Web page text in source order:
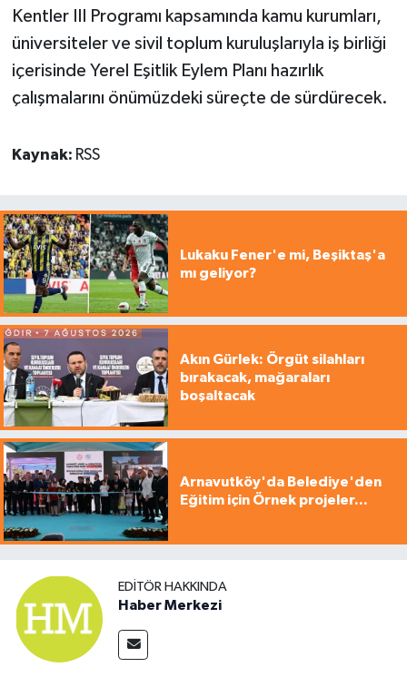
Kentler III Programı kapsamında kamu kurumları,
üniversiteler ve sivil toplum kuruluşlarıyla iş birliği
içerisinde Yerel Eşitlik Eylem Planı hazırlık
çalışmalarını önümüzdeki süreçte de sürdürecek.
Kaynak: RSS
Lukaku Fener'e mi, Beşiktaş'a
mı geliyor?
Akın Gürlek: Örgüt silahları
bırakacak, mağaraları
boşaltacak
Arnavutköy'da Belediye'den
Eğitim için Örnek projeler...
EDITÖR HAKKINDA
Haber Merkezi